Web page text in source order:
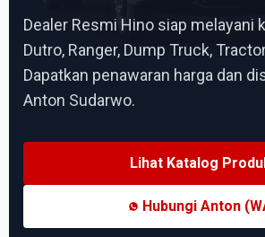
Dealer Resmi Hino siap melayani
Dutro, Ranger, Dump Truck,
Dapatkan penawaran harga dan
Anton Sudarwo.
Lihat Katalog
Hubungi Anton